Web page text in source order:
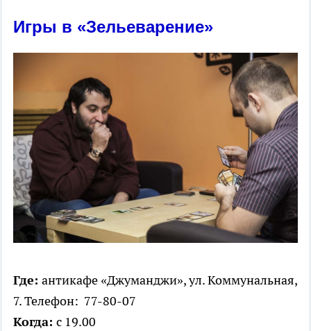
Игры в «Зельеварение»
Где: ант​икафе «Джуманджи», ул. Коммунальная,
7. Телефон: 77-80-07
Когда: с 19.00